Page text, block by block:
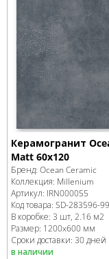
Керамогранит
Matt 60х120
Бренд: Ocean Ceramic
Коллекция: Millenium
Артикул: IRN000055
Код товара: SD-283596-99
В коробке: 3 шт, 2.16 м2
Размер: 1200x600 мм
Сроки доставки: 30 дней
в наличии